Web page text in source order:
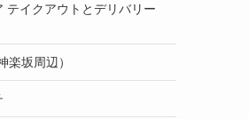
テイクアウトとデリバリー
楽坂周辺）